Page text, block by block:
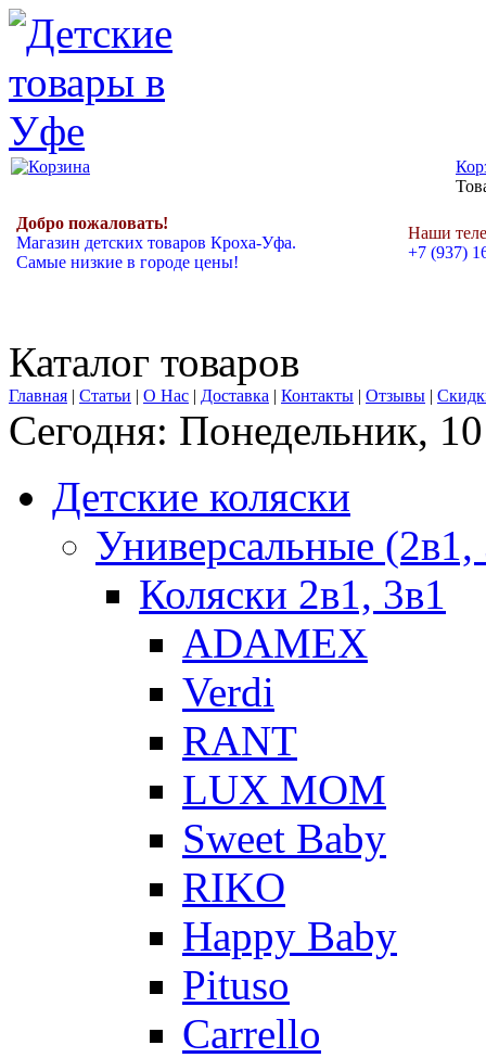
Добро пожаловать!
Магазин детских товаров Кроха-Уфа.
Самые низкие в городе цены!
Наши
+7 (937)
Каталог товаров
Главная | Статьи | О Нас | Доставка | Контакты | Отзывы |
Сегодня: Понедельник,
Детские коляски
Универсальные (2в1,
Коляски 2в1, 3в1
ADAMEX
Verdi
RANT
LUX MOM
Sweet Baby
RIKO
Happy Baby
Pituso
Carrello